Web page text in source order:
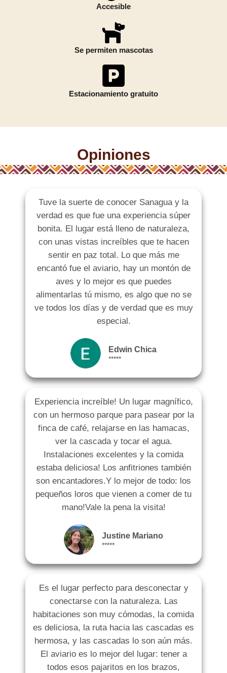
Accesible
Se permiten mascotas
Estacionamiento gratuito
Opiniones
Tuve la suerte de conocer Sanagua y la
verdad es que fue una experiencia súper
bonita. El lugar está lleno de naturaleza,
con unas vistas increíbles que te hacen
sentir en paz total. Lo que más me
encantó fue el aviario, hay un montón de
aves y lo mejor es que puedes
alimentarlas tú mismo, es algo que no se
ve todos los días y de verdad que es muy
especial.
Edwin Chica
*****
Experiencia increíble! Un lugar magnífico,
con un hermoso parque para pasear por la
finca de café, relajarse en las hamacas,
ver la cascada y tocar el agua.
Instalaciones excelentes y la comida
estaba deliciosa! Los anfitriones también
son encantadores.Y lo mejor de todo: los
pequeños loros que vienen a comer de tu
mano!Vale la pena la visita!
Justine Mariano
*****
Es el lugar perfecto para desconectar y
conectarse con la naturaleza. Las
habitaciones son muy cómodas, la comida
es deliciosa, la ruta hacia las cascadas es
hermosa, y las cascadas lo son aún más.
El aviario es lo mejor del lugar: tener a
todos esos pajaritos en los brazos,